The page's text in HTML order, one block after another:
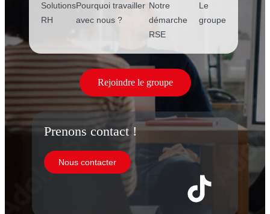
Solutions
RH
Pourquoi travailler
avec nous ?
Notre
démarche
RSE
Le
groupe
Rejoindre le groupe
Prenons contact !
Nous contacter